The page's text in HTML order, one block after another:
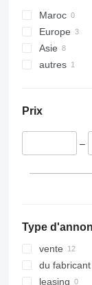
Maroc
Europe
Italie
Asie
Chine
autres
Prix
–
Type
vente
du fabricant
leasing